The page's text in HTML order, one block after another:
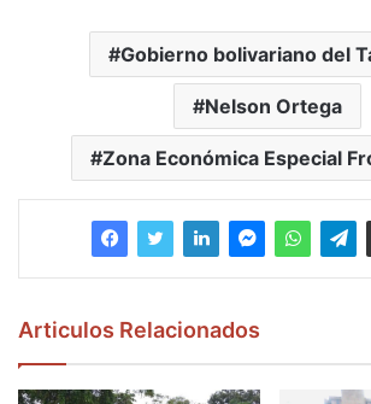
Gobierno bolivariano del
Nelson Ortega
Zona Económica Especial
Articulos Relacionados